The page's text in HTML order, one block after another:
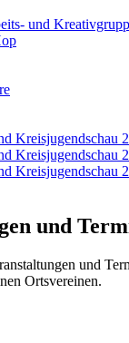
und
Kreisjugendschau
Kreisjugendschau
Kreisjugendschau
und
und
Ortsvereinen.